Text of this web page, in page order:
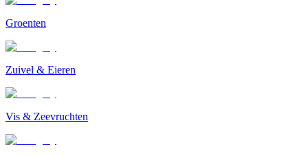
Groenten
Zuivel & Eieren
Vis & Zeevruchten